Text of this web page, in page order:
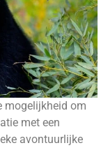
mogelijkheid om
met een
avontuurlijke